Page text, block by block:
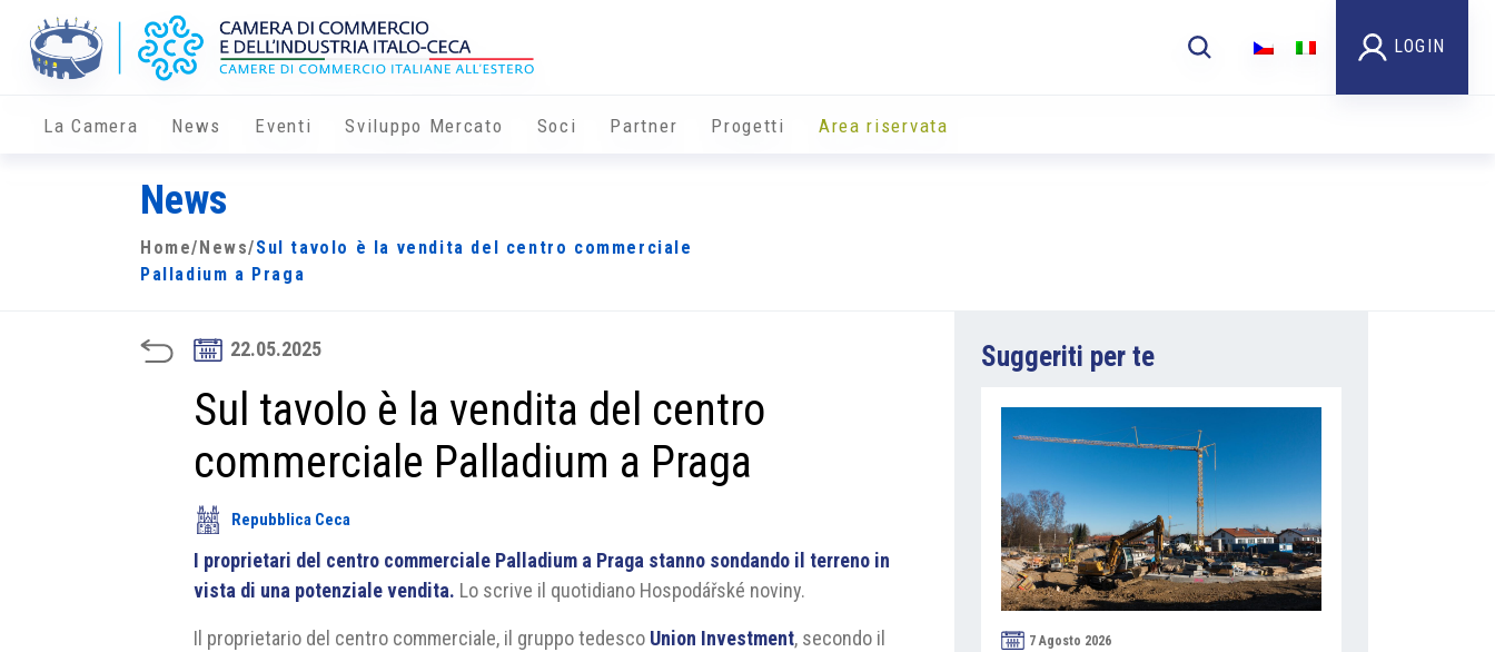
LOGIN
La Camera News Eventi Sviluppo Mercato Soci Partner Progetti Area riservata
News
Home/ News/Sul tavolo è la vendita del centro commerciale
Palladium a Praga
22.05.2025
Sul tavolo è la vendita del centro
commerciale Palladium a Praga
Repubblica Ceca
I proprietari del centro commerciale Palladium a Praga stanno sondando il terreno in
vista di una potenziale vendita. Lo scrive il quotidiano Hospodářské noviny.
Il proprietario del centro commerciale, il gruppo tedesco Union Investment, secondo il
Suggeriti per te
7 Agosto 2026